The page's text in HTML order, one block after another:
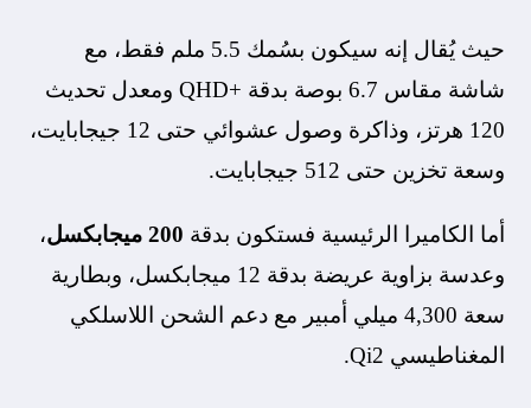
حيث يُقال إنه سيكون بسُمك 5.5 ملم فقط، مع
شاشة مقاس 6.7 بوصة بدقة +QHD ومعدل تحديث
120 هرتز، وذاكرة وصول عشوائي حتى 12 جيجابايت،
وسعة تخزين حتى 512 جيجابايت.
أما الكاميرا الرئيسية فستكون بدقة 200 ميجابكسل
،
وعدسة بزاوية عريضة بدقة 12 ميجابكسل، وبطارية
سعة 4,300 ميلي أمبير مع دعم الشحن اللاسلكي
المغناطيسي Qi2.